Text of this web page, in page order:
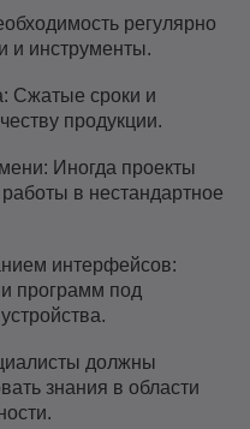
регулярно
и инструменты.
Сжатые сроки и
продукции.
Иногда проекты
в нестандартное
интерфейсов:
программ под
должны
знания в области